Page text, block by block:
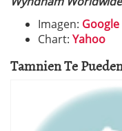
Imagen: Google
Chart: Yahoo
Tamnien Te